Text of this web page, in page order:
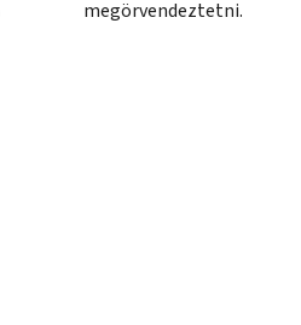
megörvendeztetni.